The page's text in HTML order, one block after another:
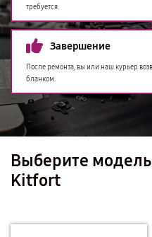
требуется.
Завершение
После ремонта, вы или наш курьер
бланком.
Выберите
Kitfort